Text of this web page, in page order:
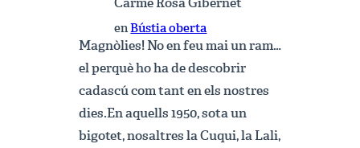
enBústia oberta
Magnòlies! No en feu mai un ram…
el perquè ho ha de descobrir
cadascú com tant en els nostres
dies.En aquells 1950, sota un
bigotet, nosaltres la Cuqui, la Lali,